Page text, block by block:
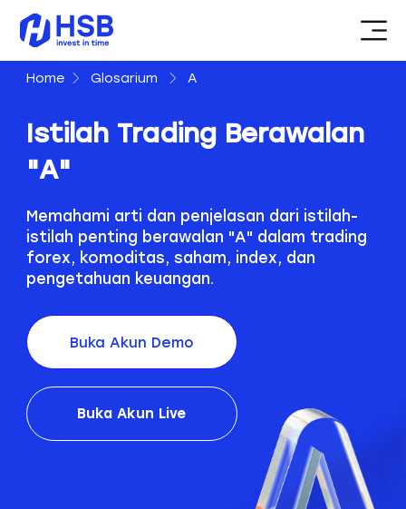
Home Glosarium A
Istilah Trading Berawalan
"A"
Memahami arti dan penjelasan dari istilah-
istilah penting berawalan "A" dalam trading
forex, komoditas, saham, index, dan
pengetahuan keuangan.
Buka Akun Demo
Buka Akun Live